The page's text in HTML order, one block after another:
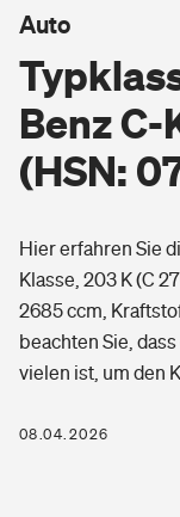
Wohnen
Photovoltaik
Wärmepumpen
Pri­vate Haft­pflicht­
Gesundheit
Private
Benz C-
(HSN:
Auto
Hier erfahren Sie
Klasse, 203 K (C
2685 ccm,
beachten Sie,
vielen ist, um den
08.04.2026